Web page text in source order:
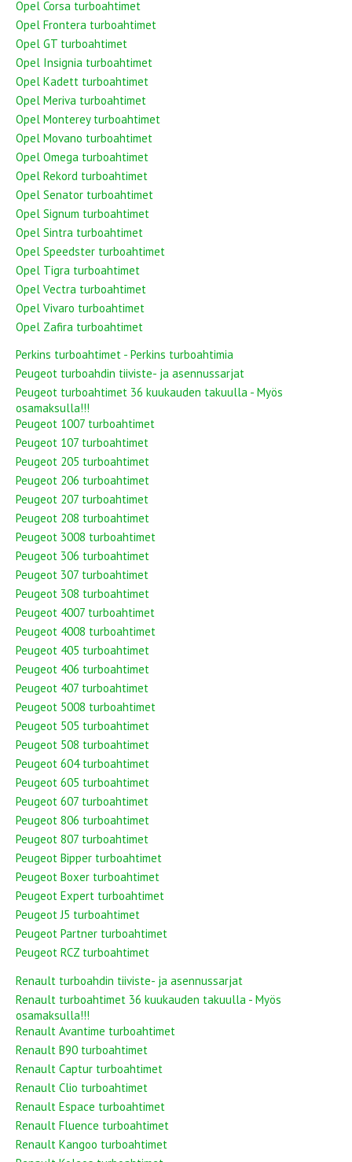
Opel Corsa turboahtimet
Opel Frontera turboahtimet
Opel GT turboahtimet
Opel Insignia turboahtimet
Opel Kadett turboahtimet
Opel Meriva turboahtimet
Opel Monterey turboahtimet
Opel Movano turboahtimet
Opel Omega turboahtimet
Opel Rekord turboahtimet
Opel Senator turboahtimet
Opel Signum turboahtimet
Opel Sintra turboahtimet
Opel Speedster turboahtimet
Opel Tigra turboahtimet
Opel Vectra turboahtimet
Opel Vivaro turboahtimet
Opel Zafira turboahtimet
Perkins turboahtimet - Perkins turboahtimia
Peugeot turboahdin tiiviste- ja asennussarjat
Peugeot turboahtimet 36 kuukauden takuulla - Myös
osamaksulla!!!
Peugeot 1007 turboahtimet
Peugeot 107 turboahtimet
Peugeot 205 turboahtimet
Peugeot 206 turboahtimet
Peugeot 207 turboahtimet
Peugeot 208 turboahtimet
Peugeot 3008 turboahtimet
Peugeot 306 turboahtimet
Peugeot 307 turboahtimet
Peugeot 308 turboahtimet
Peugeot 4007 turboahtimet
Peugeot 4008 turboahtimet
Peugeot 405 turboahtimet
Peugeot 406 turboahtimet
Peugeot 407 turboahtimet
Peugeot 5008 turboahtimet
Peugeot 505 turboahtimet
Peugeot 508 turboahtimet
Peugeot 604 turboahtimet
Peugeot 605 turboahtimet
Peugeot 607 turboahtimet
Peugeot 806 turboahtimet
Peugeot 807 turboahtimet
Peugeot Bipper turboahtimet
Peugeot Boxer turboahtimet
Peugeot Expert turboahtimet
Peugeot J5 turboahtimet
Peugeot Partner turboahtimet
Peugeot RCZ turboahtimet
Renault turboahdin tiiviste- ja asennussarjat
Renault turboahtimet 36 kuukauden takuulla - Myös
osamaksulla!!!
Renault Avantime turboahtimet
Renault B90 turboahtimet
Renault Captur turboahtimet
Renault Clio turboahtimet
Renault Espace turboahtimet
Renault Fluence turboahtimet
Renault Kangoo turboahtimet